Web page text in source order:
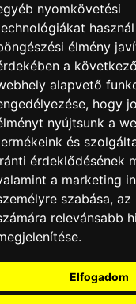
nyomkövetési
élmény
a
alapvető
, hogy
nyújtsunk a
és
érdeklődésének
a marketing
szabása, az
relevánsabb
.
Elfogadom